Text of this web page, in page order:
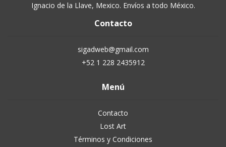
Ignacio de la Llave, Mexico. Envíos a todo México.
Contacto
sigadweb@gmail.com
+52 1 228 2435912
Menú
Contacto
Lost Art
Términos y Condiciones